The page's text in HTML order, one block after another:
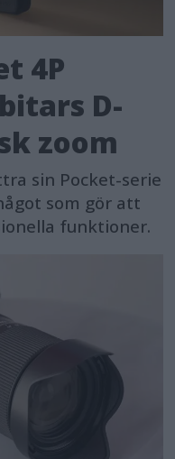
4P
D-
zoom
sin Pocket-serie
som gör att
funktioner.